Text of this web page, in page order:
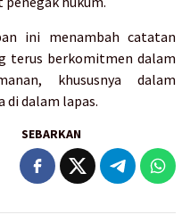
ini menambah catatan
terus berkomitmen dalam
khususnya dalam
di dalam lapas.
SEBARKAN